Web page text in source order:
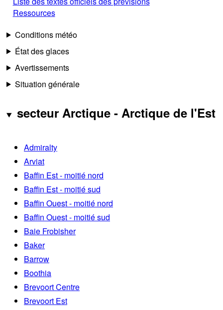
Ressources
Conditions météo
État des glaces
Avertissements
Situation générale
secteur Arctique - Arctique de l'Est
Admiralty
Arviat
Baffin Est - moitié nord
Baffin Est - moitié sud
Baffin Ouest - moitié nord
Baffin Ouest - moitié sud
Baie Frobisher
Baker
Barrow
Boothia
Brevoort Centre
Brevoort Est